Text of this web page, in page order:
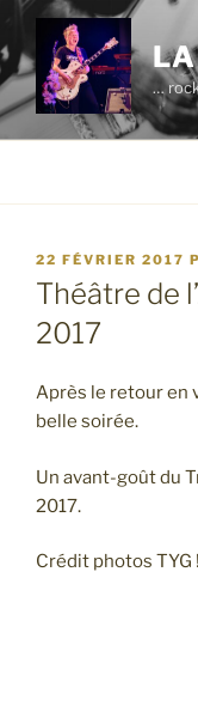
Aller
au
contenu
principal
…
PUBLIÉ
LE
22 FÉVRIER 2017
Théâtre de
2017
Après le retour en
belle soirée.
Un avant-goût du
2017.
Crédit photos TYG !